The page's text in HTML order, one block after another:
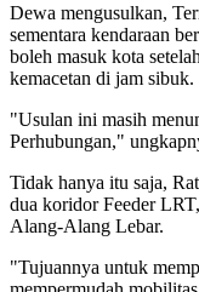
Dewa mengusulkan,
sementara kendaraan
boleh masuk kota
kemacetan di jam sibuk.
"Usulan ini masih
Perhubungan,"
Tidak hanya itu saja,
dua koridor Feeder
Alang-Alang Lebar.
"Tujuannya untuk